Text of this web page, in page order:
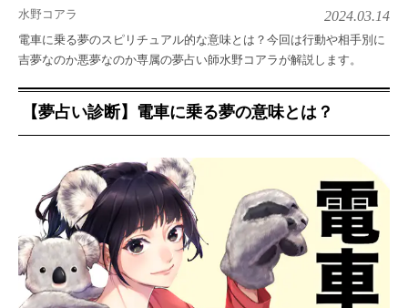
水野コアラ 2024.03.14
電車に乗る夢のスピリチュアル的な意味とは？今回は行動や相手別に
吉夢なのか悪夢なのか専属の夢占い師水野コアラが解説します。
【夢占い診断】電車に乗る夢の意味とは？